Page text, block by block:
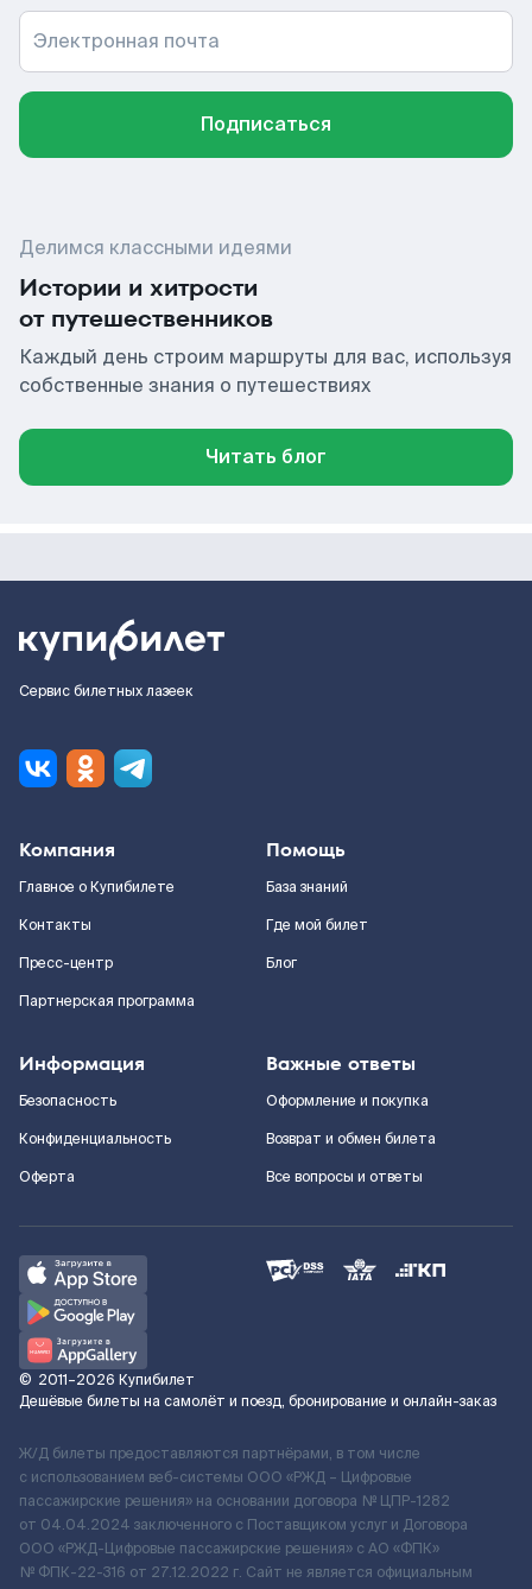
Электронная почта
Подписаться
Делимся классными идеями
Истории и хитрости
от путешественников
Каждый день строим маршруты для вас, используя
собственные знания о путешествиях
Читать блог
Сервис билетных лазеек
Компания
Главное о Купибилете
Контакты
Пресс-центр
Партнерская программа
Помощь
База знаний
Где мой билет
Блог
Информация
Безопасность
Конфиденциальность
Оферта
Важные ответы
Оформление и покупка
Возврат и обмен билета
Все вопросы и ответы
© 2011–2026 Купибилет
Дешёвые билеты на самолёт и поезд, бронирование и онлайн-заказ
Ж/Д билеты предоставляются партнёрами, в том числе
с использованием веб-системы ООО «РЖД – Цифровые
пассажирские решения» на основании договора № ЦПР-1282
от 04.04.2024 заключенного с Поставщиком услуг и Договора
ООО «РЖД-Цифровые пассажирские решения» c АО «ФПК»
№ ФПК-22-316 от 27.12.2022 г. Сайт не является официальным